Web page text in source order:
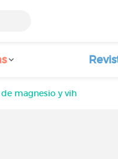
magnesio y vih